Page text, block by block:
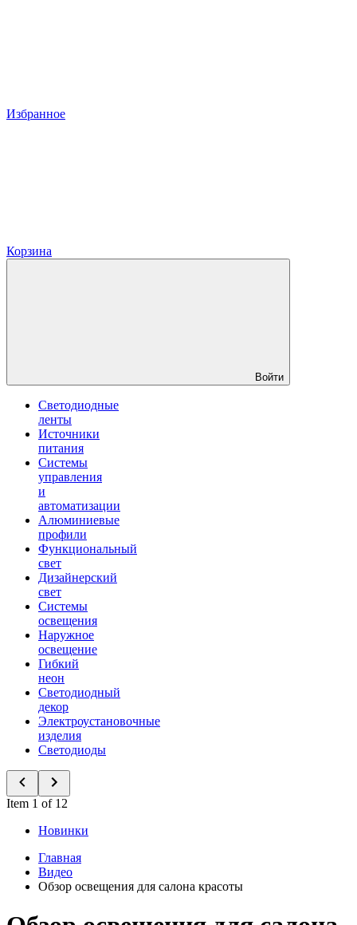
Избранное
Корзина
Войти
Светодиодные
ленты
Источники
питания
Системы
управления
и
автоматизации
Алюминиевые
профили
Функциональный
свет
Дизайнерский
свет
Системы
освещения
Наружное
освещение
Гибкий
неон
Светодиодный
декор
Электроустановочные
изделия
Светодиоды
Item 1 of 12
Новинки
Главная
Видео
Обзор освещения для салона красоты